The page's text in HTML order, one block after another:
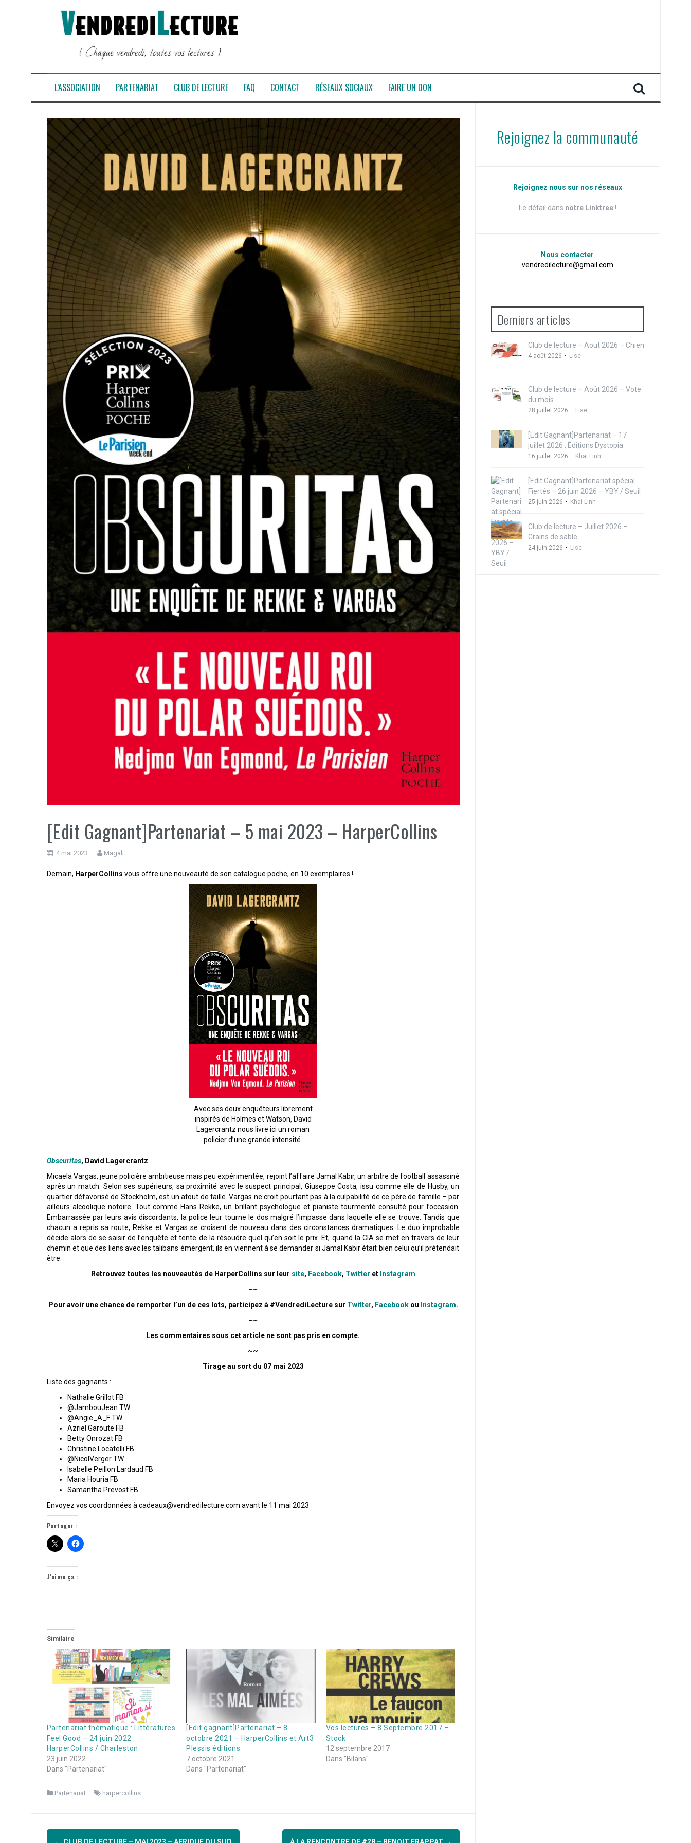
L’ASSOCIATION PARTENARIAT CLUB DE LECTURE FAQ CONTACT RÉSEAUX SOCIAUX FAIRE UN DON
[Edit Gagnant]Partenariat – 5 mai 2023 – HarperCollins
4 mai 2023 Magali
Demain, HarperCollins vous offre une nouveauté de son catalogue poche, en 10 exemplaires !
Avec ses deux enquêteurs librement
inspirés de Holmes et Watson, David
Lagercrantz nous livre ici un roman
policier d’une grande intensité.
Obscuritas, David Lagercrantz
Micaela Vargas, jeune policière ambitieuse mais peu expérimentée, rejoint l’affaire Jamal Kabir, un arbitre de football assassiné
après un match. Selon ses supérieurs, sa proximité avec le suspect principal, Giuseppe Costa, issu comme elle de Husby, un
quartier défavorisé de Stockholm, est un atout de taille. Vargas ne croit pourtant pas à la culpabilité de ce père de famille – par
ailleurs alcoolique notoire. Tout comme Hans Rekke, un brillant psychologue et pianiste tourmenté consulté pour l’occasion.
Embarrassée par leurs avis discordants, la police leur tourne le dos malgré l’impasse dans laquelle elle se trouve. Tandis que
chacun a repris sa route, Rekke et Vargas se croisent de nouveau dans des circonstances dramatiques. Le duo improbable
décide alors de se saisir de l’enquête et tente de la résoudre quel qu’en soit le prix. Et, quand la CIA se met en travers de leur
chemin et que des liens avec les talibans émergent, ils en viennent à se demander si Jamal Kabir était bien celui qu’il prétendait
être.
Retrouvez toutes les nouveautés de HarperCollins sur leur site, Facebook, Twitter et Instagram
~~
Pour avoir une chance de remporter l’un de ces lots, participez à #VendrediLecture sur Twitter, Facebook ou Instagram.
~~
Les commentaires sous cet article ne sont pas pris en compte.
~~
Tirage au sort du 07 mai 2023
Liste des gagnants :
Nathalie Grillot FB
@JambouJean TW
@Angie_A_F TW
Azriel Garoute FB
Betty Onrozat FB
Christine Locatelli FB
@NicolVerger TW
Isabelle Peillon Lardaud FB
Maria Houria FB
Samantha Prevost FB
Envoyez vos coordonnées à cadeaux@vendredilecture.com avant le 11 mai 2023
Partager :
J’aime ça :
Similaire
Partenariat thématique : Littératures
Feel Good – 24 juin 2022 :
HarperCollins / Charleston
23 juin 2022
Dans "Partenariat"
[Edit gagnant]Partenariat – 8
octobre 2021 – HarperCollins et Art3
Plessis éditions
7 octobre 2021
Dans "Partenariat"
Vos lectures – 8 Septembre 2017 –
Stock
12 septembre 2017
Dans "Bilans"
Partenariat harpercollins
Rejoignez la communauté
Rejoignez nous sur nos réseaux
Le détail dans notre Linktree!
Nous contacter
vendredilecture@gmail.com
Derniers articles
Club de lecture – Aout 2026 – Chien
4 août 2026 Lise
Club de lecture – Août 2026 – Vote
du mois
28 juillet 2026 Lise
[Edit Gagnant]Partenariat – 17
juillet 2026 : Éditions Dystopia
16 juillet 2026 Khai Linh
[Edit Gagnant]Partenariat spécial
Fiertés – 26 juin 2026 – YBY / Seuil
25 juin 2026 Khai Linh
Club de lecture – Juillet 2026 –
Grains de sable
24 juin 2026 Lise